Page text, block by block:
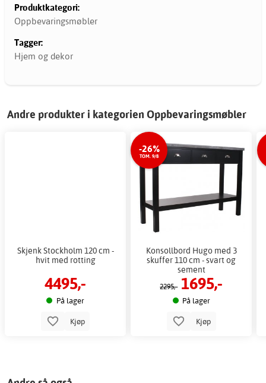
Produktkategori:
Oppbevaringsmøbler
Tagger:
Hjem og dekor
Andre produkter i kategorien Oppbevaringsmøbler
Skjenk Stockholm 120 cm -
hvit med rotting
4495,-
På lager
Kjøp
-26%
TOM. 9/8
Konsollbord Hugo med 3
skuffer 110 cm - svart og
sement
2295,- 1695,-
På lager
Kjøp